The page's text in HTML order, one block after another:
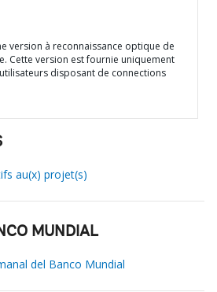
version à reconnaissance optique de
Cette version est fournie uniquement
disposant de connections
au(x) projet(s)
MUNDIAL
del Banco Mundial